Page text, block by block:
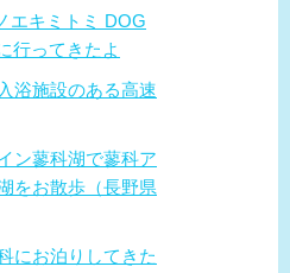
エキミトミ DOG
行ってきたよ
浴施設のある高速
ン蓼科湖で蓼科ア
をお散歩（長野県
にお泊りしてきた